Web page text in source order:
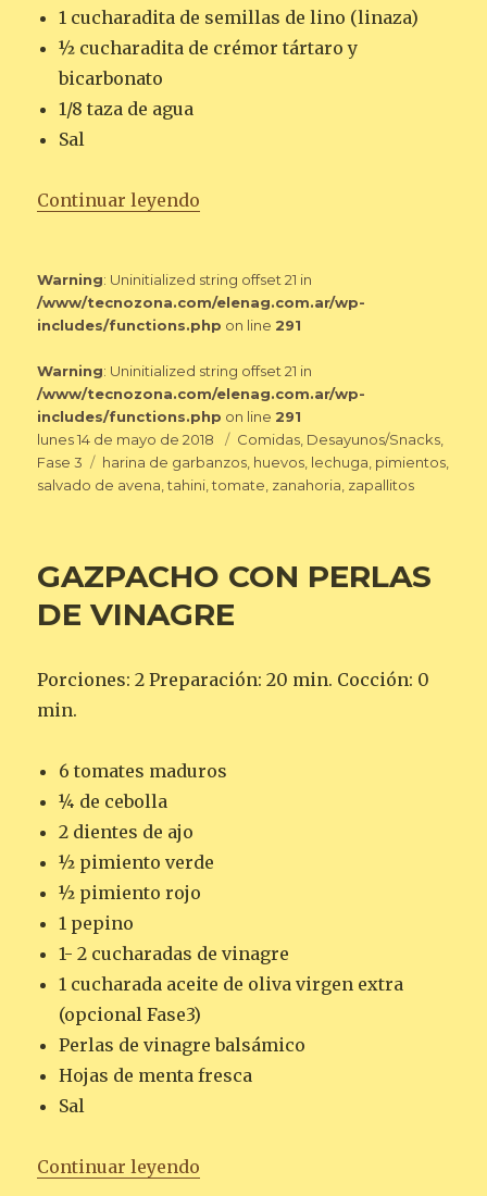
1 cucharadita de semillas de lino (linaza)
½ cucharadita de crémor tártaro y
bicarbonato
1/8 taza de agua
Sal
Continuar leyendo
Warning: Uninitialized string offset 21 in
/www/tecnozona.com/elenag.com.ar/wp-
includes/functions.php on line 291
Warning: Uninitialized string offset 21 in
/www/tecnozona.com/elenag.com.ar/wp-
includes/functions.php on line 291
Publicado
el
lunes 14 de mayo de 2018 Categorías
Comidas, Desayunos/Snacks,
Fase 3
Etiquetas
harina de garbanzos, huevos, lechuga, pimientos,
salvado de avena,tahini,tomate, zanahoria, zapallitos
GAZPACHO CON PERLAS
DE VINAGRE
Porciones: 2 Preparación: 20 min. Cocción: 0
min.
6 tomates maduros
¼ de cebolla
2 dientes de ajo
½ pimiento verde
½ pimiento rojo
1 pepino
1- 2 cucharadas de vinagre
1 cucharada aceite de oliva virgen extra
(opcional Fase3)
Perlas de vinagre balsámico
Hojas de menta fresca
Sal
Continuar leyendo